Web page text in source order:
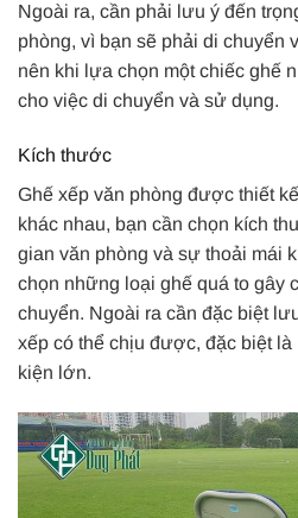
Ngoài ra, cần phải lưu ý đến
phòng, vì bạn sẽ phải di chuyển
nên khi lựa chọn một chiếc ghế
cho việc di chuyển và sử dụng.
Kích thước
Ghế xếp văn phòng được thiết
khác nhau, bạn cần chọn kích
gian văn phòng và sự thoải mái
chọn những loại ghế quá to gây
chuyển. Ngoài ra cần đặc biệt
xếp có thể chịu được, đặc biệt
kiện lớn.